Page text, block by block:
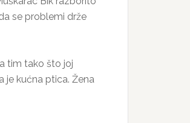
se problemi drže
tim tako što joj
je kućna ptica. Žena